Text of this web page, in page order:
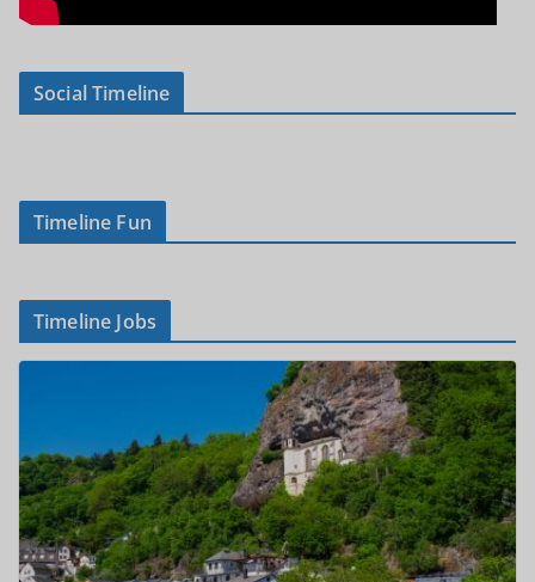
Social Timeline
Timeline Fun
Timeline Jobs